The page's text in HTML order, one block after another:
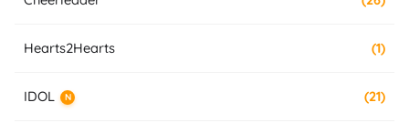
Hearts2Hearts (1)
IDOL N (21)